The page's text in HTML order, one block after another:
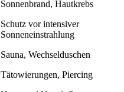
Sonnenbrand, Hautkrebs
Schutz vor intensiver
Sonneneinstrahlung
Sauna, Wechselduschen
Tätowierungen, Piercing